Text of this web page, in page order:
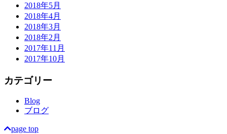
2018年5月
2018年4月
2018年3月
2018年2月
2017年11月
2017年10月
カテゴリー
Blog
ブログ
page top